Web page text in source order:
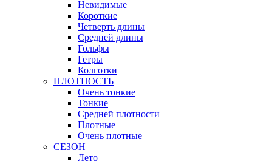
Невидимые
Короткие
Четверть длины
Средней длины
Гольфы
Гетры
Колготки
ПЛОТНОСТЬ
Очень тонкие
Тонкие
Средней плотности
Плотные
Очень плотные
СЕЗОН
Лето